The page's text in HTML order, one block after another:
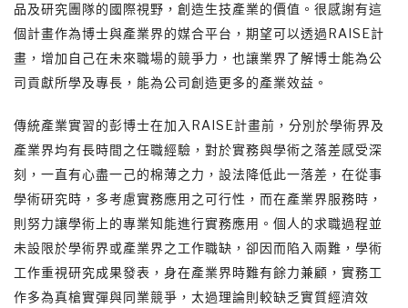
品及研究團隊的國際視野，創造生技產業的價值。很感謝有這
個計畫作為博士與產業界的媒合平台，期望可以透過RAISE計
畫，增加自己在未來職場的競爭力，也讓業界了解博士能為公
司貢獻所學及專長，能為公司創造更多的產業效益。
傳統產業實習的彭博士在加入RAISE計畫前，分別於學術界及
產業界均有長時間之任職經驗，對於實務與學術之落差感受深
刻，一直有心盡一己的棉薄之力，設法降低此一落差，在從事
學術研究時，多考慮實務應用之可行性，而在產業界服務時，
則努力讓學術上的專業知能進行實務應用。個人的求職過程並
未設限於學術界或產業界之工作職缺，卻因而陷入兩難，學術
工作重視研究成果發表，身在產業界時難有餘力兼顧，實務工
作多為真槍實彈與同業競爭，太過理論則較缺乏實質經濟效